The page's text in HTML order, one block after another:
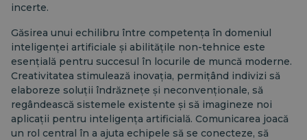
incerte.
Găsirea unui echilibru între competența în domeniul
inteligenței artificiale și abilitățile non-tehnice este
esențială pentru succesul în locurile de muncă moderne.
Creativitatea stimulează inovația, permițând indivizi să
elaboreze soluții îndrăznețe și neconvenționale, să
regândească sistemele existente și să imagineze noi
aplicații pentru inteligența artificială. Comunicarea joacă
un rol central în a ajuta echipele să se conecteze, să